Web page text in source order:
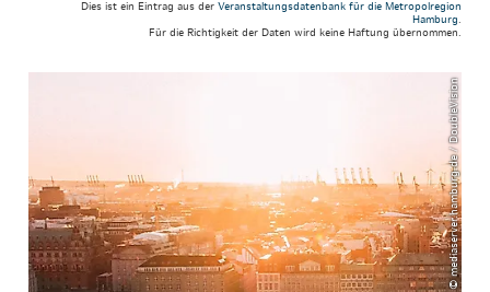
Dies ist ein Eintrag aus der Veranstaltungsdatenbank für die Metropolregion
Hamburg.
Für die Richtigkeit der Daten wird keine Haftung übernommen.
© mediaserver.hamburg.de / DoubleVision